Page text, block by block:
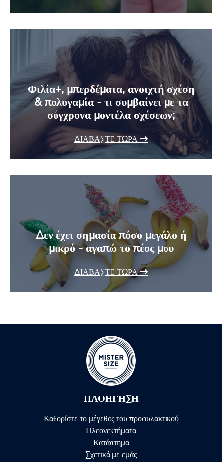
Φιλία+, μπερδέματα, ανοιχτή σχέση
& πολυγαμία - τι συμβαίνει με τα
σύγχρονα μοντέλα σχέσεων;
ΔΙΑΒΆΣΤΕ ΤΏΡΑ
Δεν έχει σημασία πόσο μεγάλο ή
μικρό - αγαπώ το πέος μου
ΔΙΑΒΆΣΤΕ ΤΏΡΑ
ΠΛΟΉΓΗΣΗ
Καθορίστε το μέγεθος του προφυλακτικού
Πλεονεκτήματα
Κατάστημα
Σχετικά με εμάς